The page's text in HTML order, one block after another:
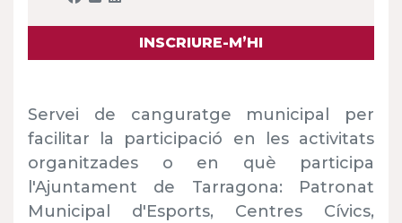
INSCRIURE-M’HI
Servei de canguratge municipal per
facilitar la participació en les activitats
organitzades o en què participa
l'Ajuntament de Tarragona: Patronat
Municipal d'Esports, Centres Cívics,